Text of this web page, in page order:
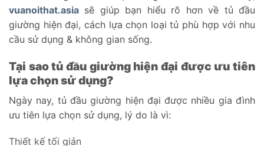
vuanoithat.asia sẽ giúp bạn hiểu rõ hơn về tủ đầu
giường hiện đại, cách lựa chọn loại tủ phù hợp với nhu
cầu sử dụng & không gian sống.
Tại sao tủ đầu giường hiện đại được ưu tiên
lựa chọn sử dụng?
Ngày nay, tủ đầu giường hiện đại được nhiều gia đình
ưu tiên lựa chọn sử dụng, lý do là vì:
Thiết kế tối giản